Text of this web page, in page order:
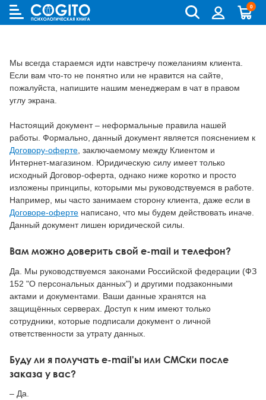
Cogito
0
Компьютерные методики
Методики ИМАТОН
Методические руководства
Колоды метафорических карт
Психологические игры
Биполярное и депрессивное расстройство
Горевание
Горевание, травмы, ПТСР
Зависимости
Обсессивно-компульсивное расстройство
Пограничное и нарциссическое расстройство
Психосоматика
Расстройства пищевого поведения
Тревожные расстройства, панические атаки
Гештальт-терапия
Телесно - ориентированная терапия
Арт-терапия
Семейная и парная терапия
Сексология
Транзактный анализ
Экзистенциальная, гуманистическая и логотерапия
Песочная терапия
Психодрама
Сказкотерапия
Другие направления психотерапии
Классический, эриксоновский гипноз и НЛП
Переговоры, презентации и коучинг
Психология влияния, конфликтология, НЛП
Особенности развития (специальная педагогика)
Педагогическая психология
Ранний возраст
Школьники и подростки
История психологии и историческая психология
Медицинская и патопсихология
Методология
Методы психологии
Общая психология
Прикладная психология
Психология личности
Психология развития
Психология труда и эргономика
Психофизиология
Социальная психология
Для детей (игры и книги)
Для подростков
Помоги себе сам
Саморазвитие
Семья, развод, отношения
Возрастная психология и педагогика
Клиническая психология
Научная психология
Популярная психология
Психодиагностика
Психотерапия
Учебная литература
Другие научные работы по психологии
Литература по психологии на иностранных языках
Популярная литература по психологии
Практическая психология
Психотерапия
Непсихологическая литература
Психология личности букинист
Психология развития
Социальная и организационная психология
Учебная литература
Классический и юнгианский психоанализ
Аудиокниги, лекции, музыка
Мы всегда стараемся идти навстречу пожеланиям клиента.
Если вам что-то не понятно или не нравится на сайте,
пожалуйста, напишите нашим менеджерам в чат в правом
углу экрана.
Настоящий документ – неформальные правила нашей
работы. Формально, данный документ является пояснением к
Договору-оферте , заключаемому между Клиентом и
Интернет-магазином. Юридическую силу имеет только
исходный Договор-оферта, однако ниже коротко и просто
изложены принципы, которыми мы руководствуемся в работе.
Например, мы часто занимаем сторону клиента, даже если в
Договоре-оферте написано, что мы будем действовать иначе.
Данный документ лишен юридической силы.
Вам можно доверить свой e-mail и телефон?
Да. Мы руководствуемся законами Российской федерации (ФЗ
152 "О персональных данных") и другими подзаконными
актами и документами. Ваши данные хранятся на
защищённых серверах. Доступ к ним имеют только
сотрудники, которые подписали документ о личной
ответственности за утрату данных.
Буду ли я получать e-mail'ы или СМСки после
заказа у вас?
– Да.